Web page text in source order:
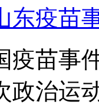
疫苗
疫苗事
政治运